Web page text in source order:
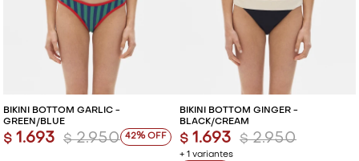
BIKINI BOTTOM GARLIC -
GREEN/BLUE
$ 1.693 $ 2.950 42
BIKINI BOTTOM GINGER -
BLACK/CREAM
+ 1 variantes
$ 1.693 $ 2.950